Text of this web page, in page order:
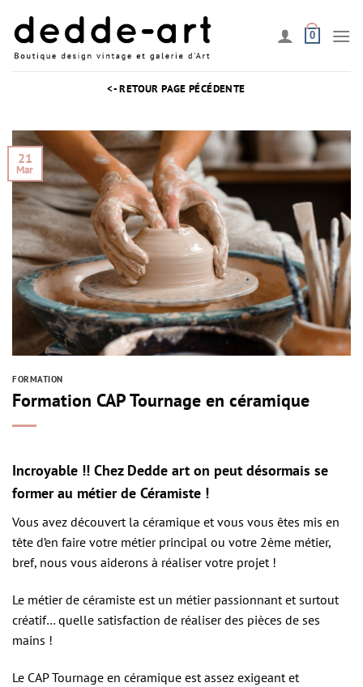
contenu
0
<- RETOUR PAGE PÉCÉDENTE
21
Mar
FORMATION
Formation CAP Tournage en céramique
Incroyable !! Chez Dedde art on peut désormais se
former au métier de Céramiste !
Vous avez découvert la céramique et vous vous êtes mis en
tête d’en faire votre métier principal ou votre 2ème métier,
bref, nous vous aiderons à réaliser votre projet !
Le métier de céramiste est un métier passionnant et surtout
créatif… quelle satisfaction de réaliser des pièces de ses
mains !
Le CAP Tournage en céramique est assez exigeant et